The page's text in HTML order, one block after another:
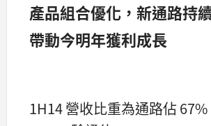
產品組合優化，新通路持
帶動今明年獲利成長
1H14 營收比重為通路佔